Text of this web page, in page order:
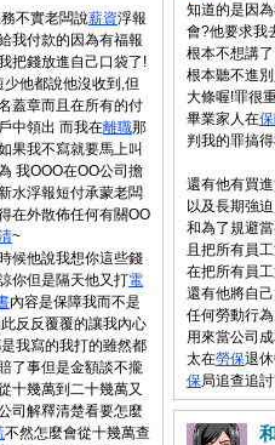
知道的是因
會?他要求我
根本不想講
根本聽不進
大條喔!罪很
畢業家人在
判我的罪搞
還有他有買
以及長期強
和為了規避
且把所有員
在把所有員
還有他將自
任何勞動行
用來當公司
太在勞保退
保局追查追
不實老闆說薪資浮報
我付款的因為有福報
把錢放進自己口袋了!
他都說他沒收到,但
蓋章而且在所有的付
中領出 而我在離職那
果我不寫就要馬上叫
我OOO在OO公司擔
水浮報短付承蒙老闆
在外散佈任何有關OO
~
候他說我想你這些錢
你但是隔天他又打電
內容是保障我而不是
反反覆覆的讓我內心
我寫的我打的雖然都
了事但是金額談不攏
十幾萬到二十幾萬又
司解釋清楚看要怎麼
不然怎麼會從十幾萬查